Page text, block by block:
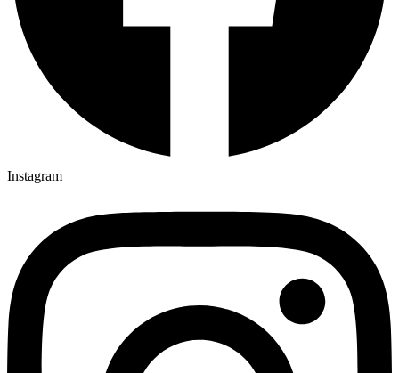
Instagram